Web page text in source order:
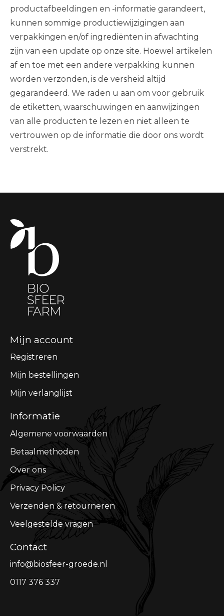
productafbeeldingen en -informatie garandeert,
kunnen sommige productiewijzigingen aan
verpakkingen en/of ingrediënten in afwachting
zijn van een update op onze site. Hoewel artikelen
af ​​en toe met een andere verpakking kunnen
worden verzonden, is de versheid altijd
gegarandeerd. We raden u aan om voor gebruik
de etiketten, waarschuwingen en aanwijzingen
van alle producten te lezen en niet alleen te
vertrouwen op de informatie die door ons wordt
verstrekt.
Mijn account
Registreren
Mijn bestellingen
Mijn verlanglijst
Informatie
Algemene voorwaarden
Betaalmethoden
Over ons
Privacy Policy
Verzenden & retourneren
Veelgestelde vragen
Contact
info@biosfeer-groede.nl
0117 376 337